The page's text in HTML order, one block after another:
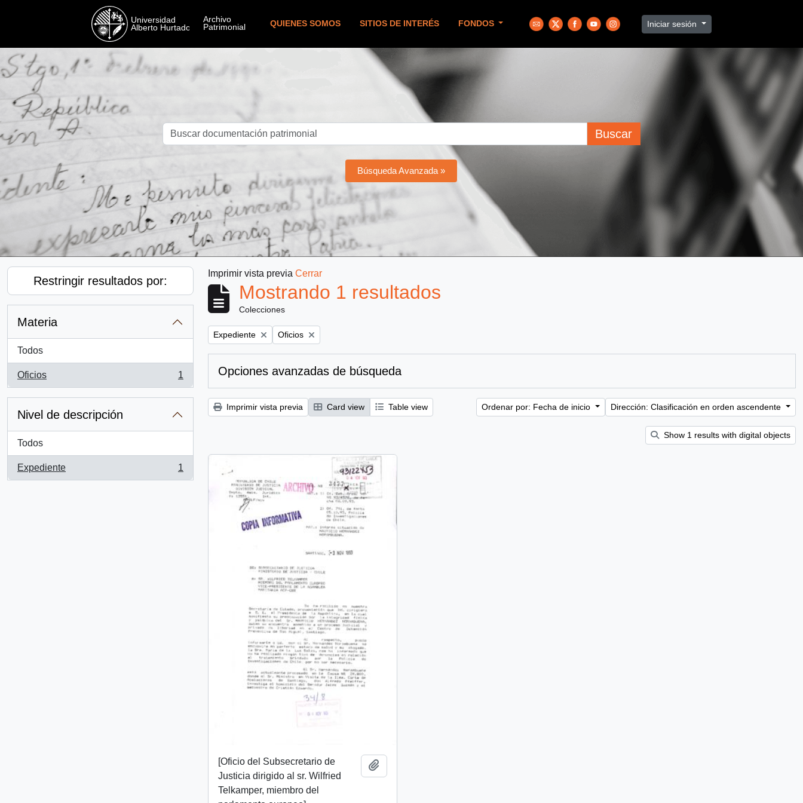
QUIENES SOMOS SITIOS DE INTERÉS FONDOS Iniciar sesión
Buscar
Búsqueda Avanzada »
Restringir resultados por:
Materia
Todos
Oficios
, 1 resultados
1
Nivel de descripción
Todos
Expediente
, 1 resultados
1
Imprimir vista previa Cerrar
Mostrando 1 resultados
Colecciones
Remove filter:
Expediente Remove filter:
Oficios
Opciones avanzadas de búsqueda
Imprimir vista previa Card view Table view Ordenar por: Fecha de inicio Dirección: Clasificación en orden ascendente
Show 1 results with digital objects
[Oficio del Subsecretario de
Justicia dirigido al sr. Wilfried
Telkamper, miembro del